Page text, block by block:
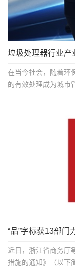
垃圾处理器行业产
在当今社会，随着环
的有效处理成为城市
“品”字标获13部门
杆...
近日，浙江省商务厅
措施的通知》（以下